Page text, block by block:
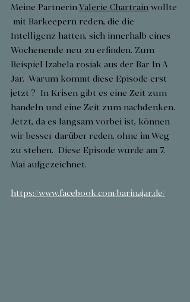
Meine Partnerin Valerie Chartrain wollte
mit Barkeepern reden, die die
Intelligenz hatten, sich innerhalb eines
Wochenende neu zu erfinden. Zum
Beispiel Izabela rosiak aus der Bar In A
Jar.  Warum kommt diese Episode erst
jetzt ?  In Krisen gibt es eine Zeit zum
handeln und eine Zeit zum nachdenken.
Jetzt, da es langsam vorbei ist, können
wir besser darüber reden, ohne im Weg
zu stehen.  Diese Episode wurde am 7.
Mai aufgezeichnet.
https://www.facebook.com/barinajar.de/